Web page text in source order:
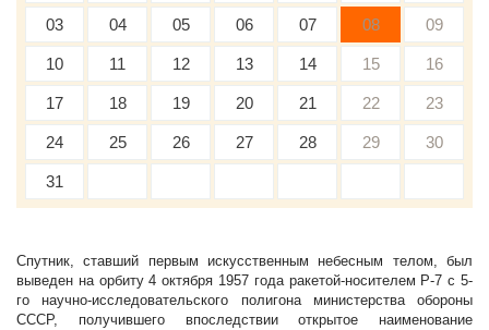
03 04 05 06 07 08 09
10 11 12 13 14 15 16
17 18 19 20 21 22 23
24 25 26 27 28 29 30
31
Спутник, ставший первым искусственным небесным телом, был
выведен на орбиту 4 октября 1957 года ракетой-носителем Р-7 с 5-
го научно-исследовательского полигона министерства обороны
СССР, получившего впоследствии открытое наименование